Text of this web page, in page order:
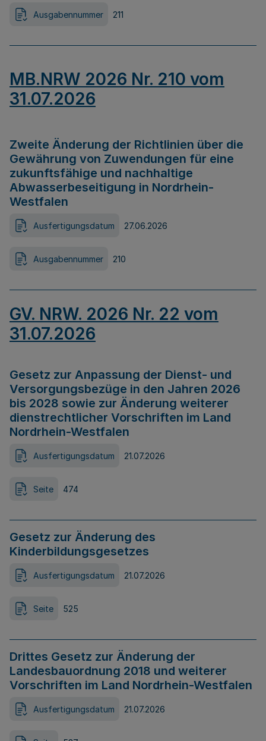
Ausgabennummer 211
MB.NRW 2026 Nr. 210 vom
31.07.2026
Zweite Änderung der Richtlinien über die
Gewährung von Zuwendungen für eine
zukunftsfähige und nachhaltige
Abwasserbeseitigung in Nordrhein-
Westfalen
Ausfertigungsdatum 27.06.2026
Ausgabennummer 210
GV. NRW. 2026 Nr. 22 vom
31.07.2026
Gesetz zur Anpassung der Dienst- und
Versorgungsbezüge in den Jahren 2026
bis 2028 sowie zur Änderung weiterer
dienstrechtlicher Vorschriften im Land
Nordrhein-Westfalen
Ausfertigungsdatum 21.07.2026
Seite 474
Gesetz zur Änderung des
Kinderbildungsgesetzes
Ausfertigungsdatum 21.07.2026
Seite 525
Drittes Gesetz zur Änderung der
Landesbauordnung 2018 und weiterer
Vorschriften im Land Nordrhein-Westfalen
Ausfertigungsdatum 21.07.2026